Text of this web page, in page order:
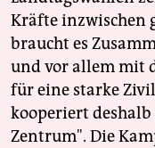
Kräfte inzwischen
braucht es
und vor allem mit
für eine starke
kooperiert
Zentrum". Die